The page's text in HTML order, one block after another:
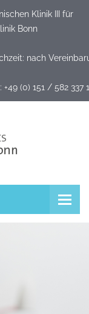
Klinik III für
Bonn
nach
(0) 151 / 582 337